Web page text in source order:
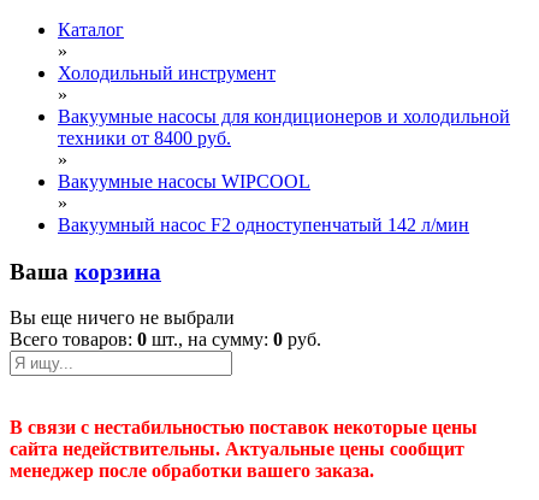
Каталог
»
Холодильный инструмент
»
Вакуумные насосы для кондиционеров и холодильной
техники от 8400 руб.
»
Вакуумные насосы WIPCOOL
»
Вакуумный насос F2 одноступенчатый 142 л/мин
Ваша корзина
Вы еще ничего не выбрали
Всего товаров: 0 шт., на сумму: 0 руб.
В связи с нестабильностью поставок некоторые цены
сайта недействительны. Актуальные цены сообщит
менеджер после обработки вашего заказа.